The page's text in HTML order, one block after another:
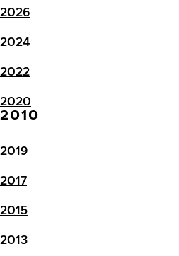
2026
2024
2022
2020
2010
2019
2017
2015
2013